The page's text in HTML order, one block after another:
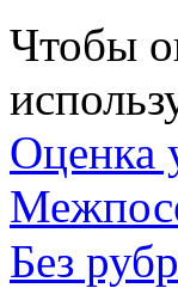
Чтобы
Оценка
Без